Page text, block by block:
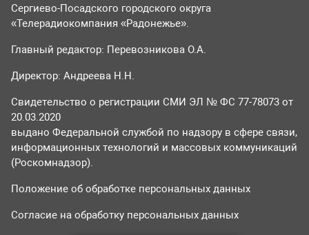
Сергиево-Посадского городского округа
«Телерадиокомпания «Радонежье».
Главный редактор: Перевозникова О.А.
Директор: Андреева Н.Н.
Свидетельство о регистрации СМИ ЭЛ № ФС 77-78073 от
20.03.2020
выдано Федеральной службой по надзору в сфере связи,
информационных технологий и массовых коммуникаций
(Роскомнадзор).
Положение об обработке персональных данных
Согласие на обработку персональных данных